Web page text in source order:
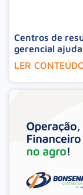
Centros de
gerencial
LER